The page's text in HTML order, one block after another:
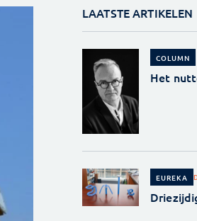
LAATSTE ARTIKELEN
COLUMN
Het
EUREKA